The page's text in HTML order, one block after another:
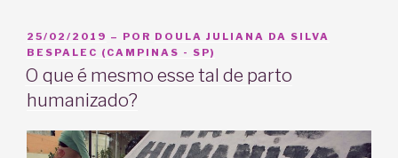
PUBLICADO
EM
25/02/2019 – POR DOULA JULIANA DA SILVA
BESPALEC (CAMPINAS - SP)
O que é mesmo esse tal de parto
humanizado?